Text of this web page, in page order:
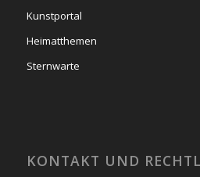
Kunstportal
Heimatthemen
Sternwarte
KONTAKT UND